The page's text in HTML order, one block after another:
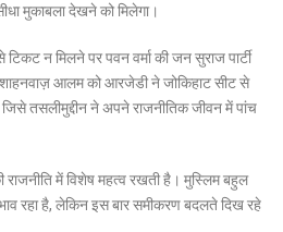
मुकाबला देखने को मिलेगा।
न मिलने पर पवन वर्मा की जन सुराज पार्टी
शाहनवाज़ आलम को आरजेडी ने जोकिहाट सीट से
जिसे तसलीमुद्दीन ने अपने राजनीतिक जीवन में पांच
राजनीति में विशेष महत्व रखती है। मुस्लिम बहुल
रहा है, लेकिन इस बार समीकरण बदलते दिख रहे